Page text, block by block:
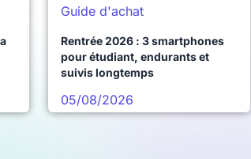
Guide d'achat
Rentrée 2026 : 3 smartphones
pour étudiant, endurants et
suivis longtemps
05/08/2026